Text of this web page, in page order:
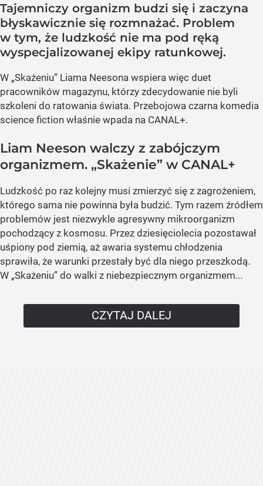
Tajemniczy organizm budzi się i zaczyna
błyskawicznie się rozmnażać. Problem
w tym, że ludzkość nie ma pod ręką
wyspecjalizowanej ekipy ratunkowej.
W „Skażeniu” Liama Neesona wspiera więc duet
pracowników magazynu, którzy zdecydowanie nie byli
szkoleni do ratowania świata. Przebojowa czarna komedia
science fiction właśnie wpada na CANAL+.
Liam Neeson walczy z zabójczym
organizmem. „Skażenie” w CANAL+
Ludzkość po raz kolejny musi zmierzyć się z zagrożeniem,
którego sama nie powinna była budzić. Tym razem źródłem
problemów jest niezwykle agresywny mikroorganizm
pochodzący z kosmosu. Przez dziesięciolecia pozostawał
uśpiony pod ziemią, aż awaria systemu chłodzenia
sprawiła, że warunki przestały być dla niego przeszkodą.
W „Skażeniu” do walki z niebezpiecznym organizmem...
CZYTAJ DALEJ